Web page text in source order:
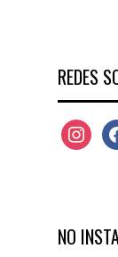
REDES
instagram
NO